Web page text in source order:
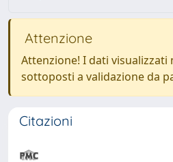
Attenzione
Attenzione! I dati visualizzati
sottoposti a validazione da
Citazioni